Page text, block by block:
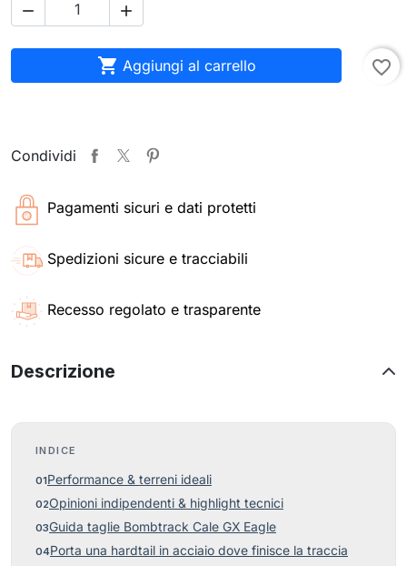
 
 Aggiungi al carrello favorite_border
Condividi
Pagamenti sicuri e dati protetti
Spedizioni sicure e tracciabili
Recesso regolato e trasparente
Descrizione
INDICE
Performance & terreni ideali
Opinioni indipendenti & highlight tecnici
Guida taglie Bombtrack Cale GX Eagle
Porta una hardtail in acciaio dove finisce la traccia